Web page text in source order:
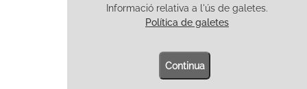
Informació relativa a l'ús de galetes.
Política de galetes
Continua